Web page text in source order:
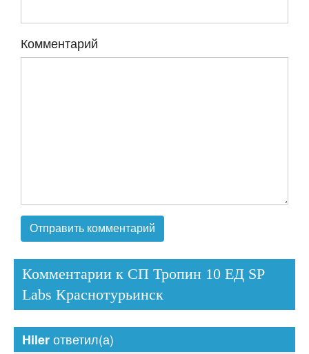
Комментарий
Комментарии к СП Тропин 10 ЕД SP
Labs Краснотурьинск
Hilerответил(а)